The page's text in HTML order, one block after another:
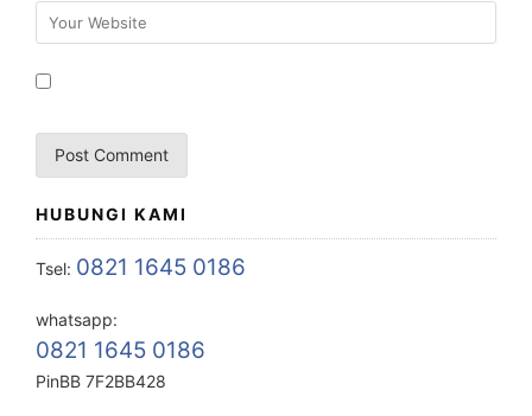
HUBUNGI KAMI
Tsel: 0821 1645 0186
whatsapp:
0821 1645 0186
PinBB 7F2BB428